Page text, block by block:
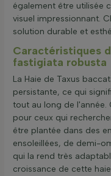
également être utilisée
visuel impressionnant.
solution durable et
Caractéristiques
fastigiata robusta
La Haie de Taxus
persistante, ce qui
tout au long de l'année.
pour ceux qui
être plantée dans des
ensoleillées, de demi-
qui la rend très
croissance de cette